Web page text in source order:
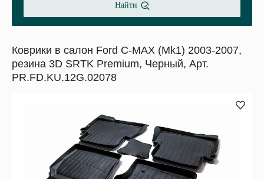
Найти
Коврики в салон Ford C-MAX (Mk1) 2003-2007,
резина 3D SRTK Premium, Черный, Арт.
PR.FD.KU.12G.02078